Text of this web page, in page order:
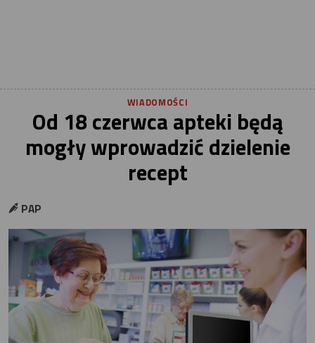
WIADOMOŚCI
Od 18 czerwca apteki będą
mogły wprowadzić dzielenie
recept
PAP